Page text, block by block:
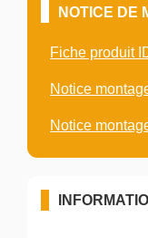
NOTICE DE
Fiche produit
Notice
Notice